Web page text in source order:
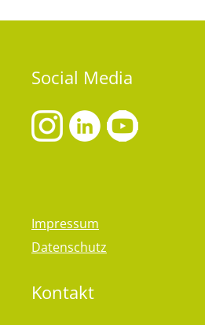
Social Media
Impressum
Datenschutz
Kontakt